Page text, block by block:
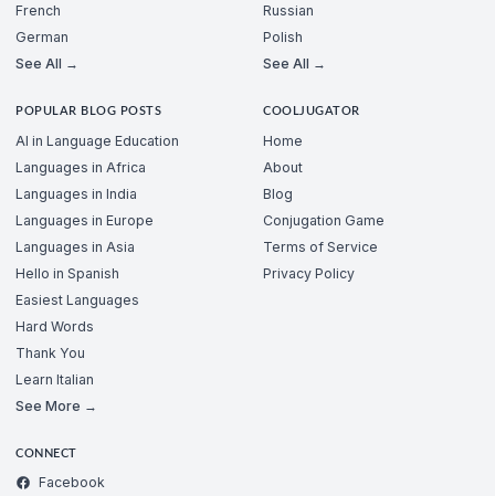
French
German
See All →
Russian
Polish
See All →
POPULAR BLOG POSTS
AI in Language Education
Languages in Africa
Languages in India
Languages in Europe
Languages in Asia
Hello in Spanish
Easiest Languages
Hard Words
Thank You
Learn Italian
See More →
COOLJUGATOR
Home
About
Blog
Conjugation Game
Terms of Service
Privacy Policy
CONNECT
Facebook